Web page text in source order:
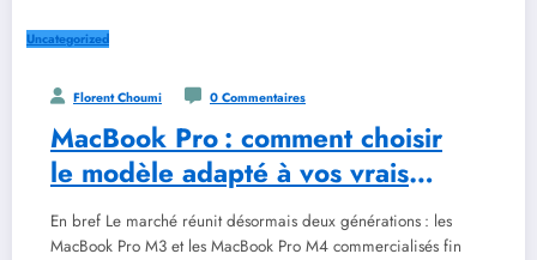
Uncategorized
Florent Choumi 0 Commentaires
MacBook Pro : comment choisir
le modèle adapté à vos vrais
besoins
En bref Le marché réunit désormais deux générations : les
MacBook Pro M3 et les MacBook Pro M4 commercialisés fin